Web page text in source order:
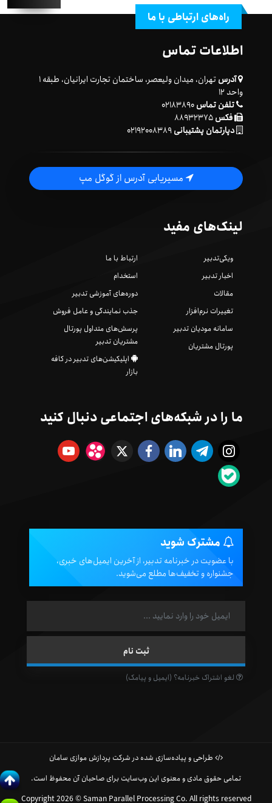
راه‌های ارتباطی با ما
اطلاعات تماس
آدرس
تهران، میدان ولیعصر، ساختمان تجارت ایرانیان، طبقه ۱
واحد ۱۲
تلفن تماس۰۲۱۸۳۸۹۰
فکس۸۸۹۳۲۳۷۵
دپارتمان پشتیبانی۰۲۱۹۲۰۰۸۳۸۹
مسیریابی آدرس از گوگل مپ
لینک‌های مفید
ویکی‌تدبیر
اخبار تدبیر
مقالات
تغییرات نرم‌افزار
سامانه مودیان تدبیر
پورتال مشتریان
ارتباط با ما
استخدام
دوره‌های آموزشی تدبیر
جذب نمایندگی و عامل فروش
پرسش‌های متداول پورتال
مشتریان تدبیر
اپلیکیشن‌های تدبیر در کافه
بازار
ما را در شبکه‌های اجتماعی دنبال کنید
مشترک شوید
با عضویت در خبرنامه تدبیر، از آخرین ایمیل‌های خبری،
جشنواره و تخفیف‌ها مطلع می‌شوید.
لغو اشتراک خبرنامه؟ (ایمیل و پیامک)
طراحی و پیاده‌سازی شده در شرکت پردازش موازی سامان
تمامی حقوق مادی و معنوی این وب‌سایت برای صاحبان آن محفوظ است.
Copyright 2026 © Saman Parallel Processing Co. All rights reserved